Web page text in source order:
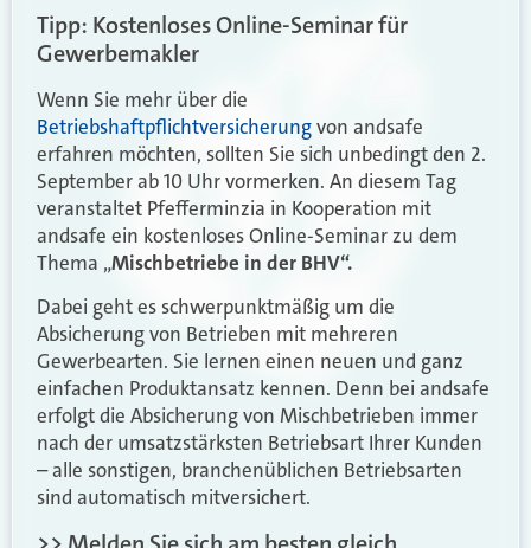
Tipp: Kostenloses Online-Seminar für
Gewerbemakler
Wenn Sie mehr über die
Betriebshaftpflichtversicherungvon andsafe
erfahren möchten, sollten Sie sich unbedingt den 2.
September ab 10 Uhr vormerken. An diesem Tag
veranstaltet Pfefferminzia in Kooperation mit
andsafe ein kostenloses Online-Seminar zu dem
Thema „Mischbetriebe in der BHV“.
Dabei geht es schwerpunktmäßig um die
Absicherung von Betrieben mit mehreren
Gewerbearten. Sie lernen einen neuen und ganz
einfachen Produktansatz kennen. Denn bei andsafe
erfolgt die Absicherung von Mischbetrieben immer
nach der umsatzstärksten Betriebsart Ihrer Kunden
– alle sonstigen, branchenüblichen Betriebsarten
sind automatisch mitversichert.